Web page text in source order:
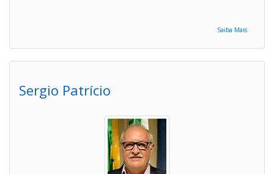
Saiba Mais
Sergio Patrício